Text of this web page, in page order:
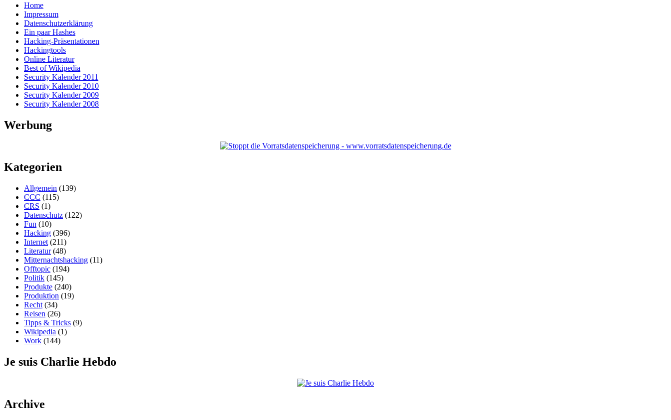
Home
Impressum
Datenschutzerklärung
Ein paar Hashes
Hacking-Präsentationen
Hackingtools
Online Literatur
Best of Wikipedia
Security Kalender 2011
Security Kalender 2010
Security Kalender 2009
Security Kalender 2008
Werbung
Kategorien
Allgemein (139)
CCC (115)
CRS (1)
Datenschutz (122)
Fun (10)
Hacking (396)
Internet (211)
Literatur(48)
Mitternachtshacking (11)
Offtopic (194)
Politik (145)
Produkte (240)
Produktion (19)
Recht (34)
Reisen (26)
Tipps & Tricks (9)
Wikipedia (1)
Work (144)
Je suis Charlie Hebdo
Archive